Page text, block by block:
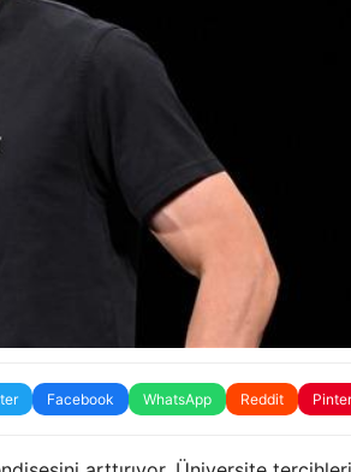
Facebook WhatsApp Reddit